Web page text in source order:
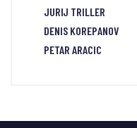
JURIJ TRILLER
DENIS KOREPANOV
PETAR ARACIC